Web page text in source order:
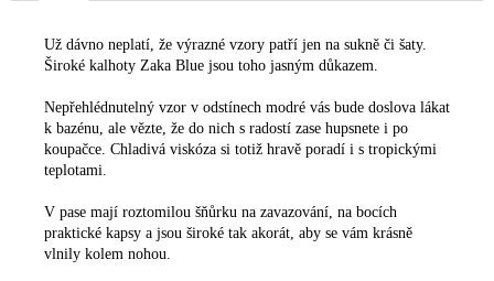
Už dávno neplatí, že výrazné vzory patří jen na sukně či šaty.
Široké kalhoty Zaka Blue jsou toho jasným důkazem.
Nepřehlédnutelný vzor v odstínech modré vás bude doslova lákat
k bazénu, ale vězte, že do nich s radostí zase hupsnete i po
koupačce. Chladivá viskóza si totiž hravě poradí i s tropickými
teplotami.
V pase mají roztomilou šňůrku na zavazování, na bocích
praktické kapsy a jsou široké tak akorát, aby se vám krásně
vlnily kolem nohou.